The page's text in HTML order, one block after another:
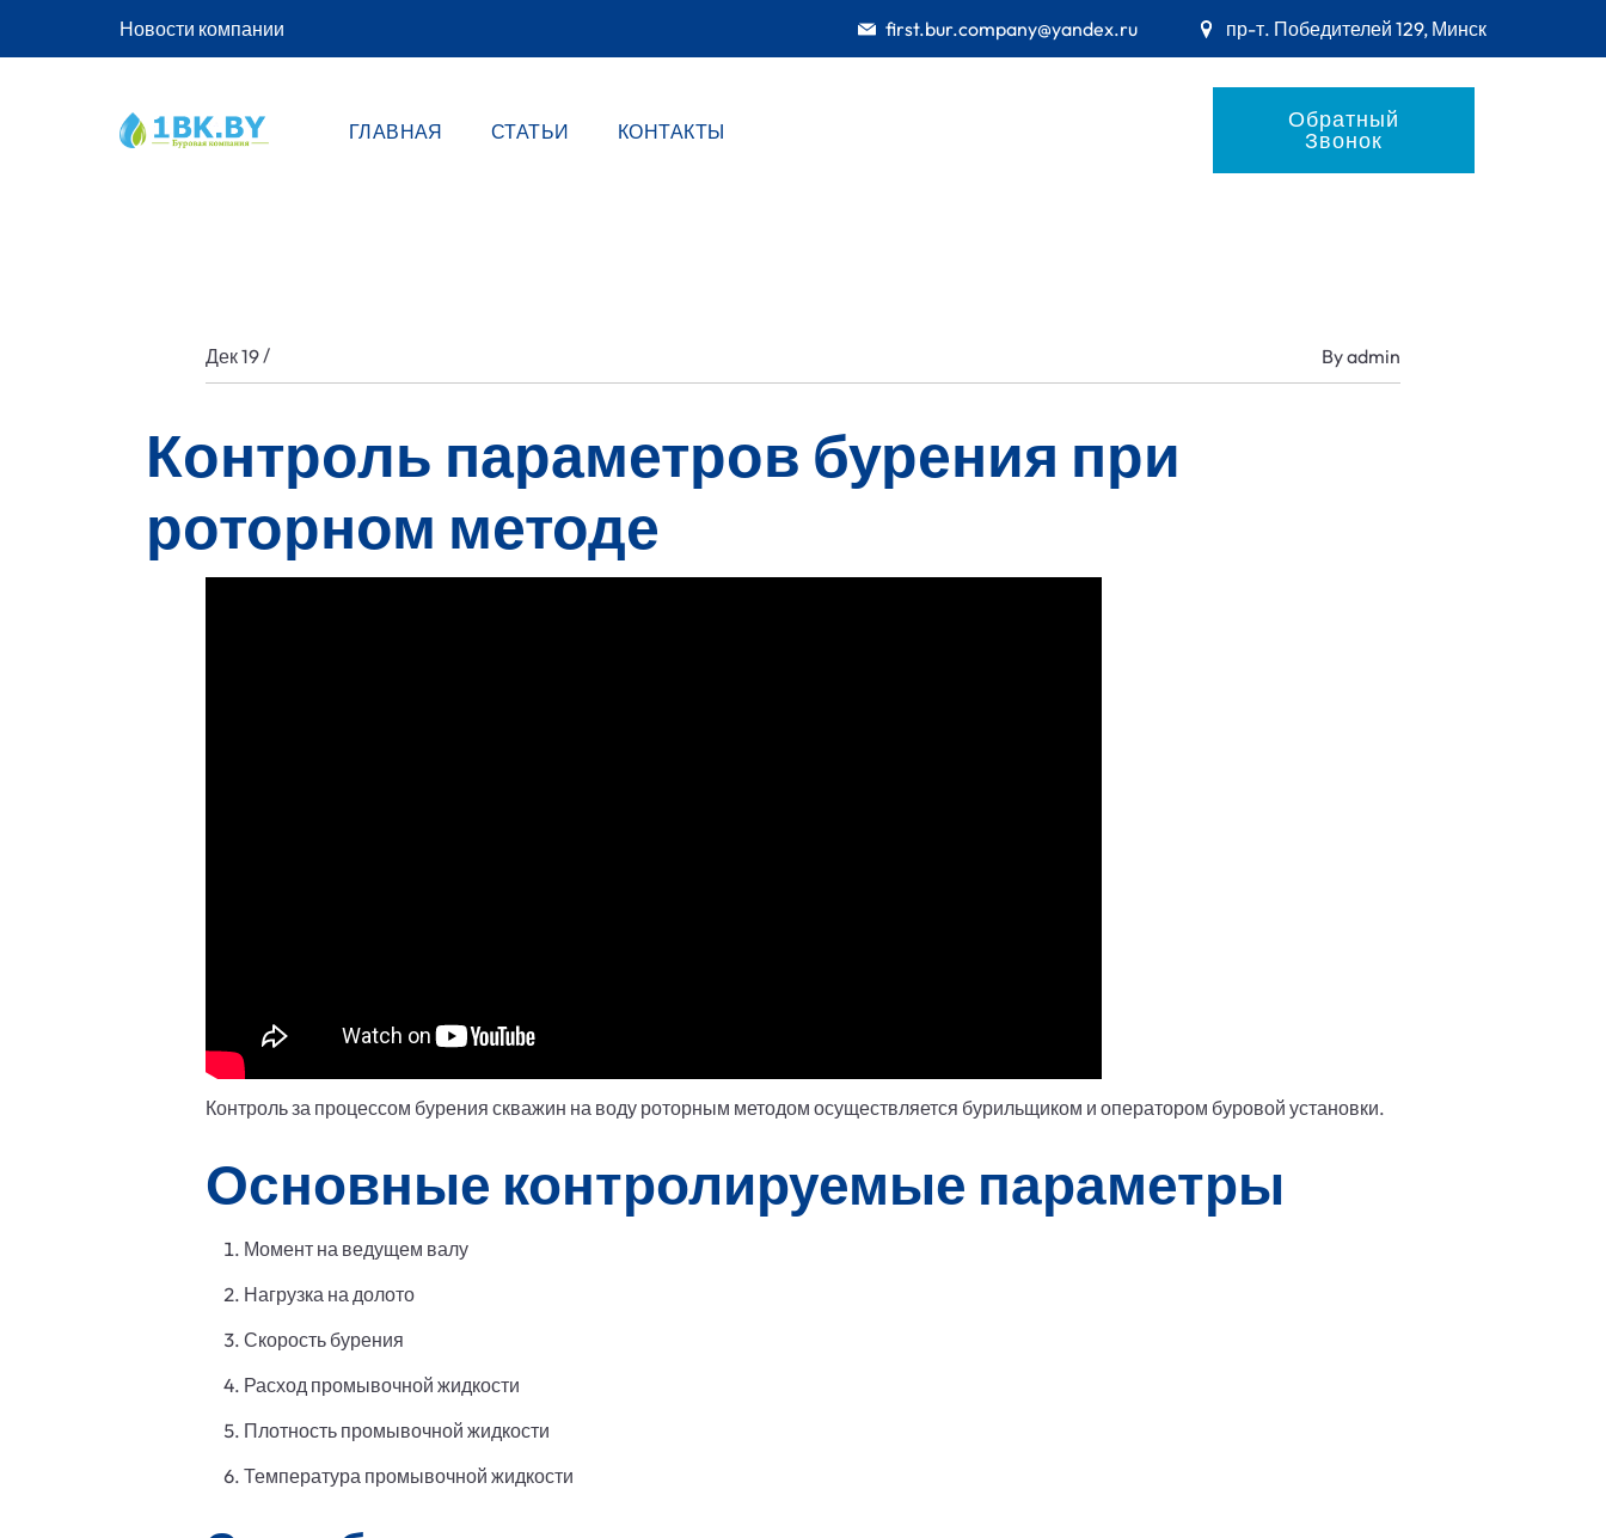
Новости компании first.bur.company@yandex.ru пр-т. Победителей 129, Минск
ГЛАВНАЯ СТАТЬИ КОНТАКТЫ Обратный
Звонок
Дек 19/ Byadmin
Контроль параметров бурения при
роторном методе
Контроль за процессом бурения скважин на воду роторным методом осуществляется бурильщиком и оператором буровой установки.
Основные контролируемые параметры
Момент на ведущем валу
Нагрузка на долото
Скорость бурения
Расход промывочной жидкости
Плотность промывочной жидкости
Температура промывочной жидкости